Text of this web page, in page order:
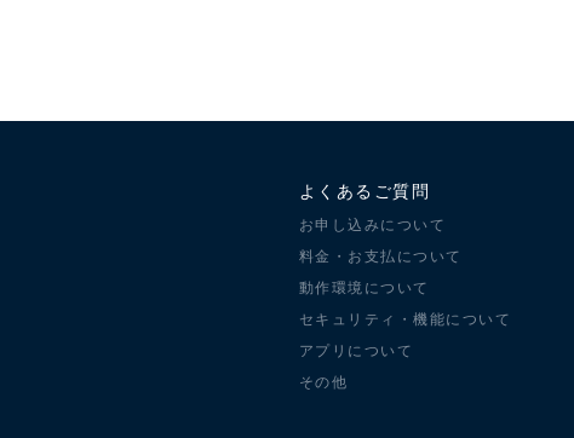
よくあるご質問
お申し込みについて
料金・お支払について
動作環境について
セキュリティ・機能について
アプリについて
その他